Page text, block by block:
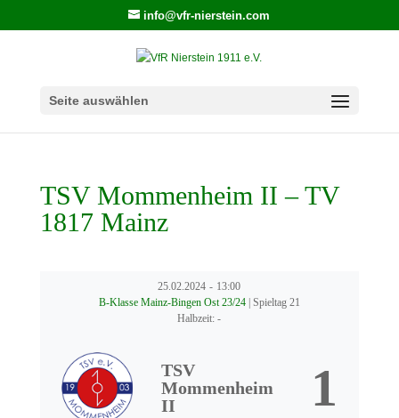
info@vfr-nierstein.com
Seite auswählen
TSV Mommenheim II – TV
1817 Mainz
25.02.2024 - 13:00
B-Klasse Mainz-Bingen Ost 23/24 | Spieltag 21
Halbzeit: -
TSV
Mommenheim
II
1